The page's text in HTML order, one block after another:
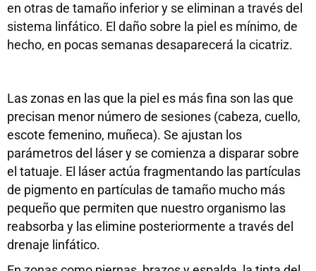
en otras de tamaño inferior y se eliminan a través del
sistema linfático. El daño sobre la piel es mínimo, de
hecho, en pocas semanas desaparecerá la cicatriz.
Las zonas en las que la piel es más fina son las que
precisan menor número de sesiones (cabeza, cuello,
escote femenino, muñeca). Se ajustan los
parámetros del láser y se comienza a disparar sobre
el tatuaje. El láser actúa fragmentando las partículas
de pigmento en partículas de tamaño mucho más
pequeño que permiten que nuestro organismo las
reabsorba y las elimine posteriormente a través del
drenaje linfático.